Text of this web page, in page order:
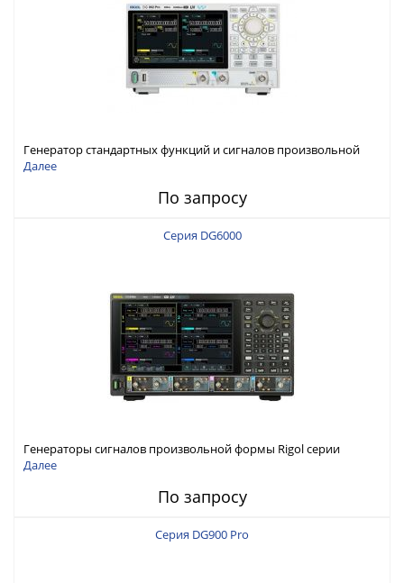
Генератор стандартных функций и сигналов произвольной
формы Rigol серии DG800 Pro, до 50 МГц
Далее
По запросу
Серия DG6000
Генераторы сигналов произвольной формы Rigol серии
DG6000 до 500 МГц или до 1 ГГц
Далее
По запросу
Серия DG900 Pro